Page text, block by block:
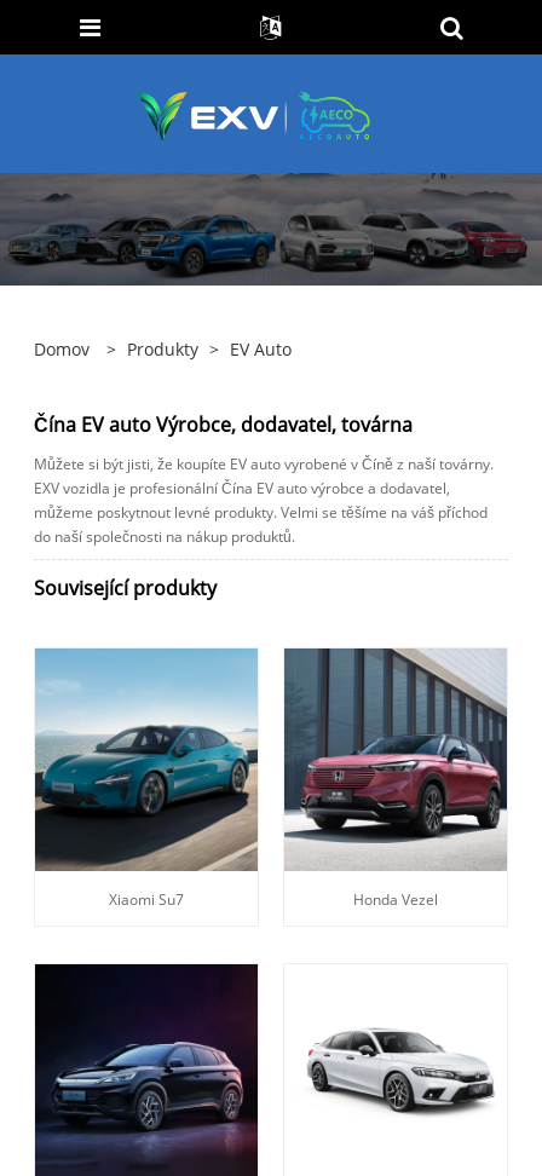
Domov > Produkty > EV Auto
Čína EV auto Výrobce, dodavatel, továrna
Můžete si být jisti, že koupíte EV auto vyrobené v Číně z naší továrny.
EXV vozidla je profesionální Čína EV auto výrobce a dodavatel,
můžeme poskytnout levné produkty. Velmi se těšíme na váš příchod
do naší společnosti na nákup produktů.
Související produkty
Xiaomi Su7 Honda Vezel